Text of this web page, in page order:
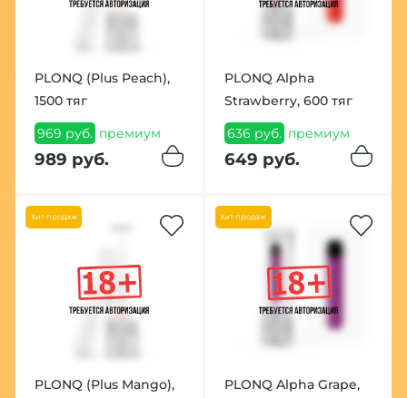
PLONQ (Plus Peach),
1500 тяг
969 руб. премиум
989 руб.
PLONQ Alpha
Strawberry, 600 тяг
636 руб. премиум
649 руб.
Хит продаж
PLONQ (Plus Mango),
Хит продаж
PLONQ Alpha Grape,